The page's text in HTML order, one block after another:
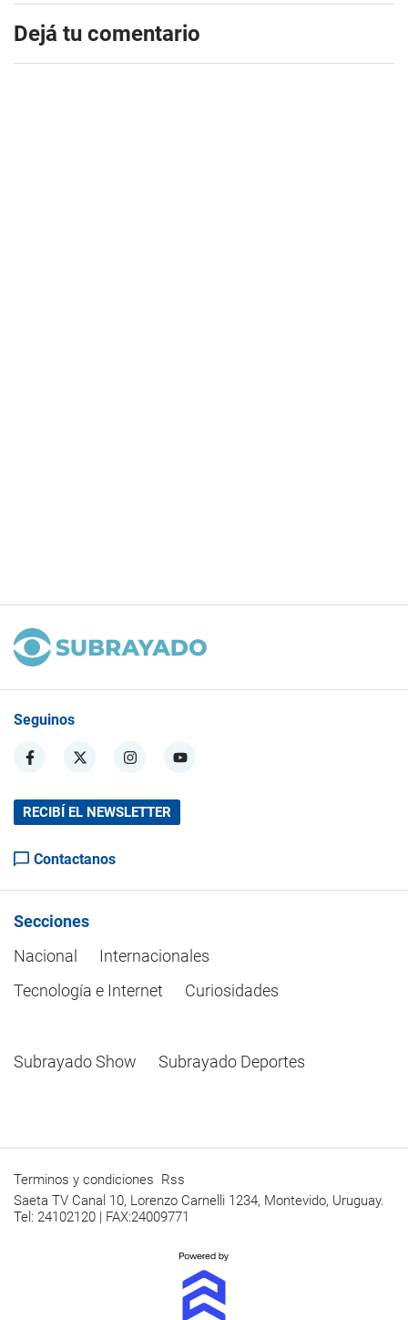
Dejá tu comentario
Seguinos
RECIBÍ EL NEWSLETTER
Contactanos
Secciones
Nacional
Internacionales
Tecnología e Internet
Curiosidades
Subrayado Show Subrayado Deportes
Terminos y condiciones Rss
Saeta TV Canal 10, Lorenzo Carnelli 1234, Montevido, Uruguay.
Tel: 24102120 | FAX:24009771